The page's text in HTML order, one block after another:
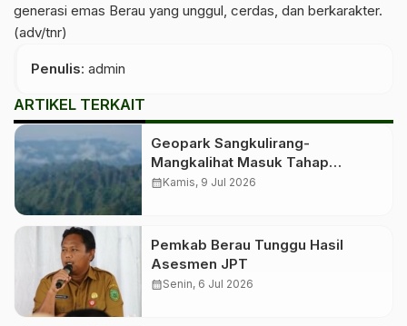
generasi emas Berau yang unggul, cerdas, dan berkarakter.
(adv/tnr)
Penulis: admin
ARTIKEL TERKAIT
Geopark Sangkulirang-
Mangkalihat Masuk Tahap
Verifikasi Lapangan untuk
calendar_monthKamis, 9 Jul 2026
Pemkab Berau Tunggu Hasil
Asesmen JPT
calendar_monthSenin, 6 Jul 2026